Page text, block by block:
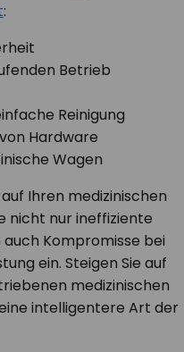
:
Betrieb
Reinigung
Hardware
Wagen
Ihren medizinischen
nicht nur ineffiziente
Kompromisse bei
ein. Steigen Sie auf
medizinischen
intelligentere Art der